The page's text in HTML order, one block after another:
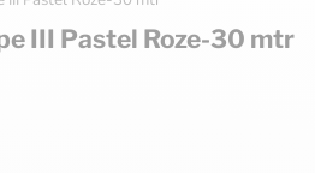
III Pastel Roze-30 mtr